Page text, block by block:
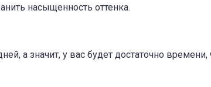
насыщенность оттенка.
а значит, у вас будет достаточно